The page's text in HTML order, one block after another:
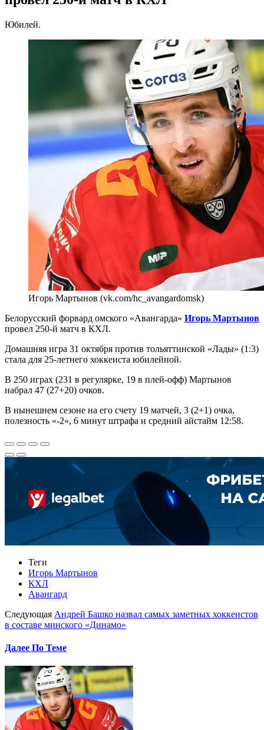
Юбилей.
Игорь Мартынов (vk.com/hc_avangardomsk)
Белорусский форвард омского «Авангарда» Игорь Мартынов
провел 250-й матч в КХЛ.
Домашняя игра 31 октября против тольяттинской «Лады» (1:3)
стала для 25-летнего хоккеиста юбилейной.
В 250 играх (231 в регулярке, 19 в плей-офф) Мартынов
набрал 47 (27+20) очков.
В нынешнем сезоне на его счету 19 матчей, 3 (2+1) очка,
полезность «-2», 6 минут штрафа и средний айстайм 12:58.
Теги
Игорь Мартынов
КХЛ
Авангард
Следующая Андрей Башко назвал самых заметных хоккеистов
в составе минского «Динамо»
Далее По Теме